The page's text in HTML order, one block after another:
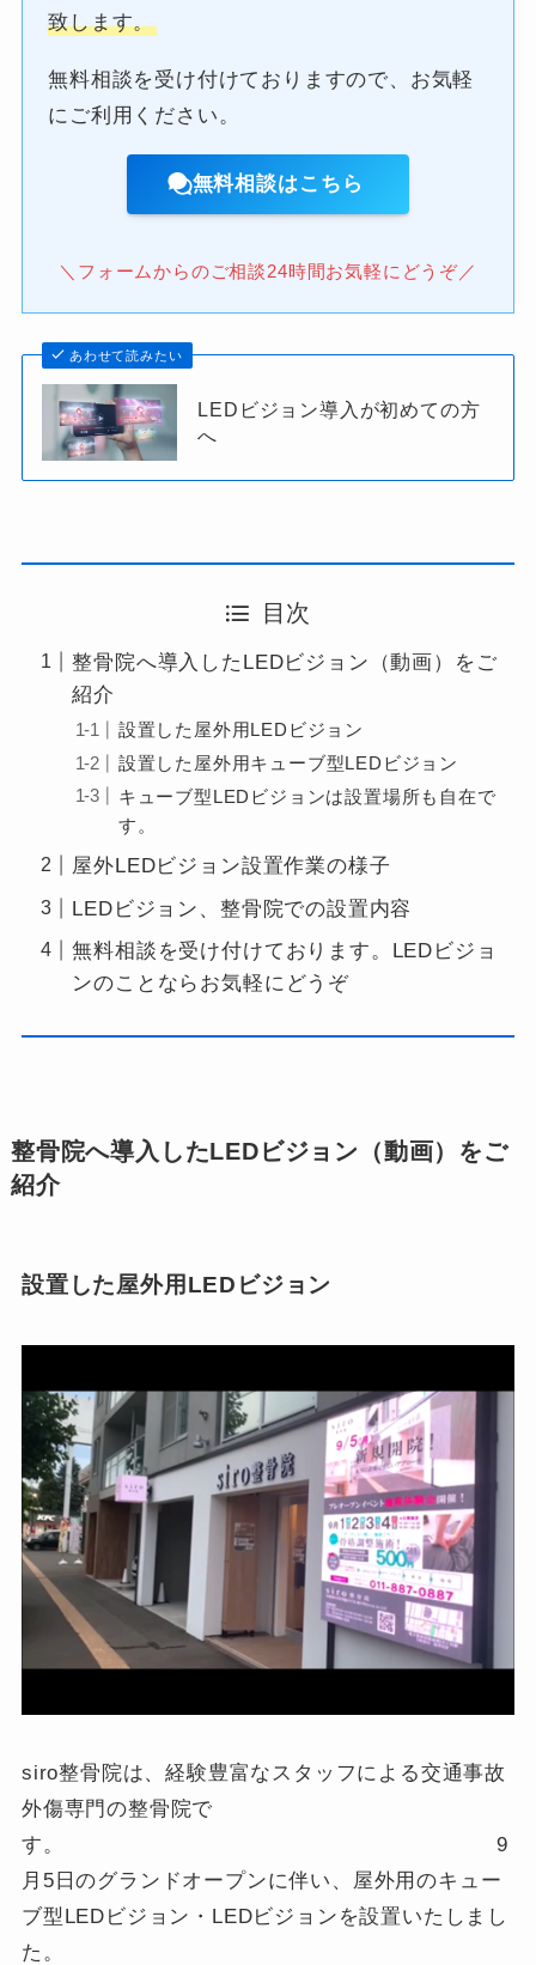
致します。
無料相談を受け付けておりますので、お気軽
にご利用ください。
無料相談はこちら
＼フォームからのご相談24時間お気軽にどうぞ／
あわせて読みたい
LEDビジョン導入が初めての方
へ
目次
整骨院へ導入したLEDビジョン（動画）をご
紹介
設置した屋外用LEDビジョン
設置した屋外用キューブ型LEDビジョン
キューブ型LEDビジョンは設置場所も自在で
す。
屋外LEDビジョン設置作業の様子
LEDビジョン、整骨院での設置内容
無料相談を受け付けております。LEDビジョ
ンのことならお気軽にどうぞ
整骨院へ導入したLEDビジョン（動画）をご
紹介
設置した屋外用LEDビジョン
siro整骨院は、経験豊富なスタッフによる交通事故
外傷専門の整骨院で
す。 9
月5日のグランドオープンに伴い、屋外用のキュー
ブ型LEDビジョン・LEDビジョンを設置いたしまし
た。